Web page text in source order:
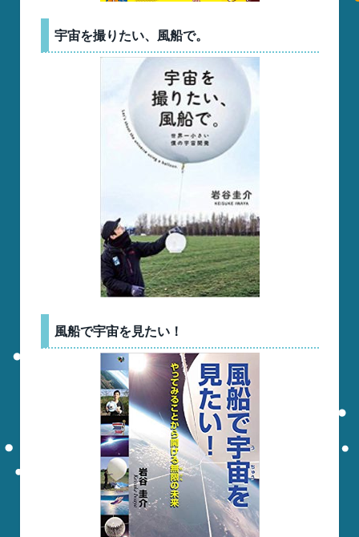
宇宙を撮りたい、風船で。
風船で宇宙を見たい！